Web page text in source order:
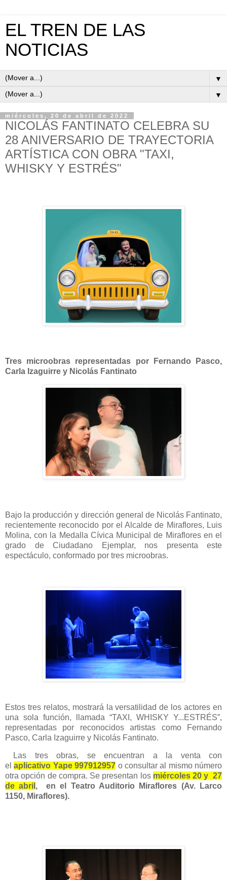
EL TREN DE LAS
NOTICIAS
▼
▼
miércoles, 20 de abril de 2022
NICOLÁS FANTINATO CELEBRA SU
28 ANIVERSARIO DE TRAYECTORIA
ARTÍSTICA CON OBRA "TAXI,
WHISKY Y ESTRÉS"
Tres microobras representadas por Fernando Pasco,
Carla Izaguirre y Nicolás Fantinato
Bajo la producción y dirección general de Nicolás Fantinato,
recientemente reconocido por el Alcalde de Miraflores, Luis
Molina, con la Medalla Cívica Municipal de Miraflores en el
grado de Ciudadano Ejemplar, nos presenta este
espectáculo, conformado por tres microobras.
Estos tres relatos, mostrará la versatilidad de los actores en
una sola función, llamada “TAXI, WHISKY Y...ESTRÉS”,
representadas por reconocidos artistas como Fernando
Pasco, Carla Izaguirre y Nicolás Fantinato.
Las tres obras, se encuentran a la venta con
elaplicativo Yape 997912957 o consultar al mismo número
otra opción de compra. Se presentan los miércoles 20 y 27
de abril , en el Teatro Auditorio Miraflores (Av. Larco
1150, Miraflores).